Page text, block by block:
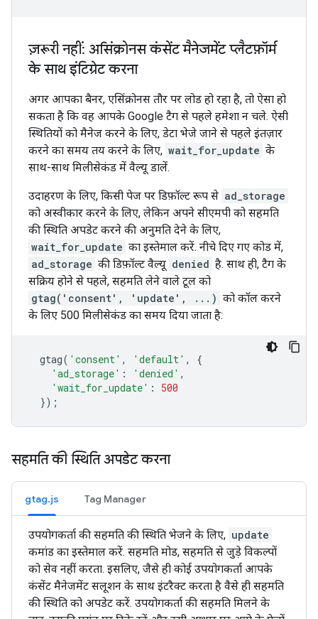
ज़रूरी नहीं: असिंक्रोनस कंसेंट मैनेजमेंट प्लैटफ़ॉर्म
के साथ इंटिग्रेट करना
अगर आपका बैनर, एसिंक्रोनस तौर पर लोड हो रहा है, तो ऐसा हो
सकता है कि वह आपके Google टैग से पहले हमेशा न चले. ऐसी
स्थितियों को मैनेज करने के लिए, डेटा भेजे जाने से पहले इंतज़ार
करने का समय तय करने के लिए, wait_for_update के
साथ-साथ मिलीसेकंड में वैल्यू डालें.
उदाहरण के लिए, किसी पेज पर डिफ़ॉल्ट रूप से ad_storage
को अस्वीकार करने के लिए, लेकिन अपने सीएमपी को सहमति
की स्थिति अपडेट करने की अनुमति देने के लिए,
wait_for_update का इस्तेमाल करें. नीचे दिए गए कोड में,
ad_storage की डिफ़ॉल्ट वैल्यू denied है. साथ ही, टैग के
सक्रिय होने से पहले, सहमति लेने वाले टूल को
gtag('consent', 'update', ...) को कॉल करने
के लिए 500 मिलीसेकंड का समय दिया जाता है:
gtag( 'consent' , 'default' ,
{
'ad_storage' : 'denied' ,
'wait_for_update' :
500
});
सहमति की स्थिति अपडेट करना
gtag.js Tag Manager
उपयोगकर्ता की सहमति की स्थिति भेजने के लिए, update
कमांड का इस्तेमाल करें. सहमति मोड, सहमति से जुड़े विकल्पों
को सेव नहीं करता. इसलिए, जैसे ही कोई उपयोगकर्ता आपके
कंसेंट मैनेजमेंट सलूशन के साथ इंटरैक्ट करता है वैसे ही सहमति
की स्थिति को अपडेट करें. उपयोगकर्ता की सहमति मिलने के